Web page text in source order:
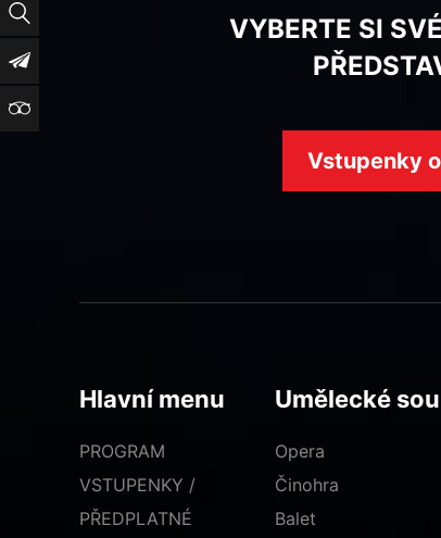
Vyhledat
Newsletter
TripAdvisor
VYBERTE SI
Vstupenky
Hlavní menu
PROGRAM
VSTUPENKY /
PŘEDPLATNÉ
Umělecké
Opera
Činohra
Balet